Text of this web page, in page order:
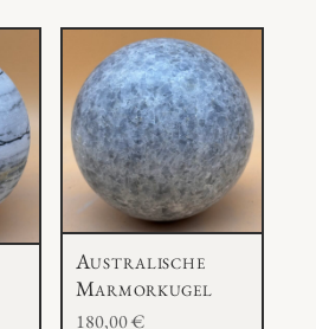
Australische
Marmorkugel
180,00€